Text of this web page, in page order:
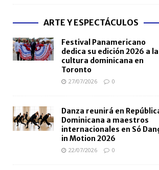
ARTE Y ESPECTÁCULOS
Festival Panamericano
dedica su edición 2026 a la
cultura dominicana en
Toronto
27/07/2026 0
Danza reunirá en
Dominicana a maestros
internacionales en Só
in Motion 2026
22/07/2026 0